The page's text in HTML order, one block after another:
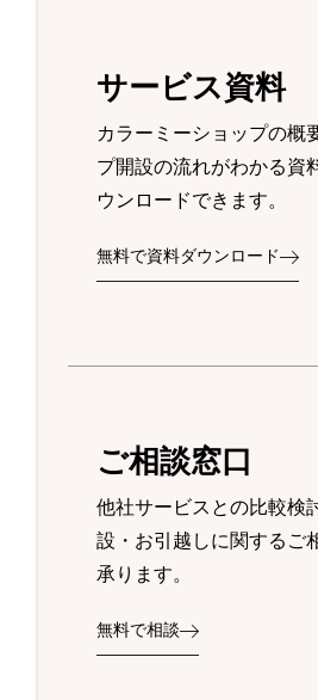
サービス資料
カラーミーショップの概
プ開設の流れがわかる資
ウンロードできます。
無料で資料ダウンロード
ご相談窓口
他社サービスとの比較検
設・お引越しに関するご
承ります。
無料で相談